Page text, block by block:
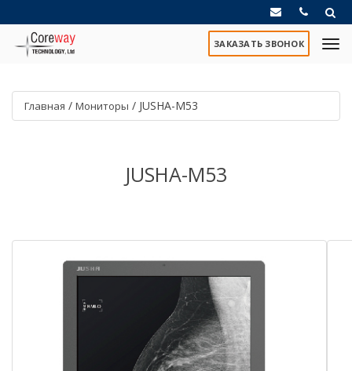
ЗАКАЗАТЬ ЗВОНОК
Главная / Мониторы / JUSHA-M53
JUSHA-M53